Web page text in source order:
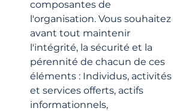
composantes de
l'organisation. Vous souhaitez
avant tout maintenir
l'intégrité, la sécurité et la
pérennité de chacun de ces
éléments : Individus, activités
et services offerts, actifs
informationnels,